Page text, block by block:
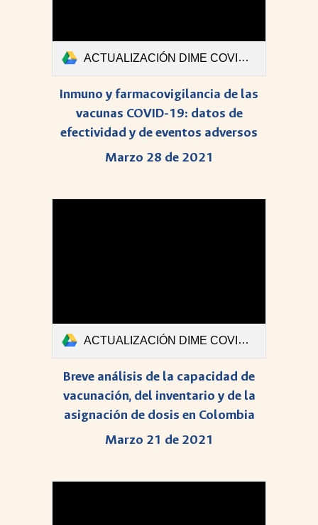
ACTUALIZACIÓN DIME COVID-Boletin #39 Final.pdf
Inmuno y farmacovigilancia de las
vacunas COVID-19: datos de
efectividad y de eventos adversos
Marzo 28 de 2021
ACTUALIZACIÓN DIME COVID-Boletin #38 Ajustado.pdf
Breve análisis de la capacidad de
vacunación, del inventario y de la
asignación de dosis en Colombia
Marzo 21 de 2021